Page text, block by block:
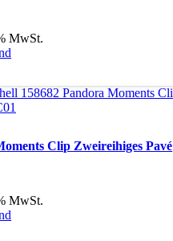
MwSt.
Clip Zweireihiges Pavé
MwSt.